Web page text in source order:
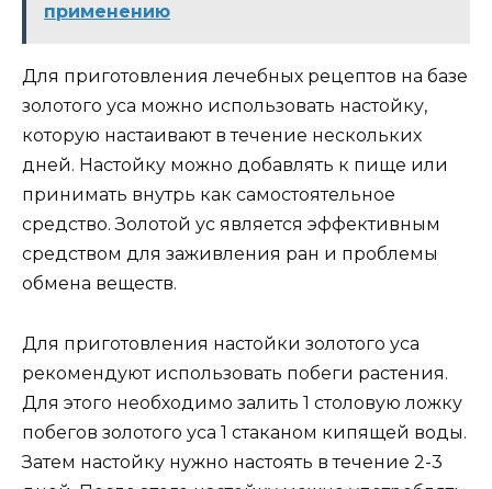
применению
Для приготовления лечебных рецептов на базе
золотого уса можно использовать настойку,
которую настаивают в течение нескольких
дней. Настойку можно добавлять к пище или
принимать внутрь как самостоятельное
средство. Золотой ус является эффективным
средством для заживления ран и проблемы
обмена веществ.
Для приготовления настойки золотого уса
рекомендуют использовать побеги растения.
Для этого необходимо залить 1 столовую ложку
побегов золотого уса 1 стаканом кипящей воды.
Затем настойку нужно настоять в течение 2-3